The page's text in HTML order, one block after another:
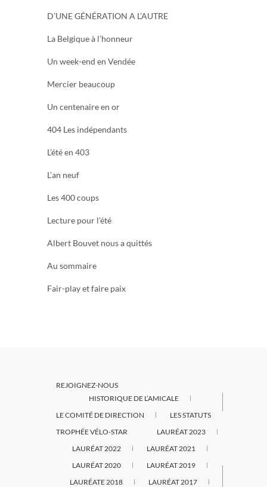
D’UNE GÉNÉRATION A L’AUTRE
La Belgique à l’honneur
Un week-end en Vendée
Mercier beaucoup
Un centenaire en or
404 Les indépendants
L’été en 403
L’an neuf
Les 400 coups
Lecture pour l’été
Albert Bouvet nous a quittés
Au sommaire
Fair-play et faire paix
REJOIGNEZ-NOUS
HISTORIQUE DE L’AMICALE
LE COMITÉ DE DIRECTION
LES STATUTS
TROPHÉE VÉLO-STAR
LAURÉAT 2023
LAURÉAT 2022
LAURÉAT 2021
LAURÉAT 2020
LAURÉAT 2019
LAURÉATE 2018
LAURÉAT 2017